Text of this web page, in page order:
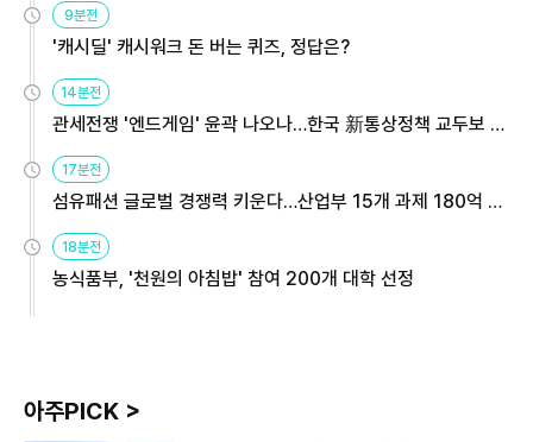
9분전
'캐시딜' 캐시워크 돈 버는 퀴즈, 정답은?
14분전
관세전쟁 '엔드게임' 윤곽 나오나…한국 新통상정책 교두보 활
용해야
17분전
섬유패션 글로벌 경쟁력 키운다…산업부 15개 과제 180억 지
원
18분전
농식품부, '천원의 아침밥' 참여 200개 대학 선정
아주PICK >